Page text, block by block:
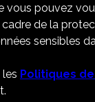
pouvez
cadre de la
sensibles
Politiques